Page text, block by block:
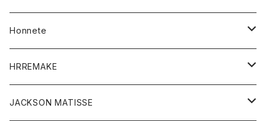
帽子
カーディガン
コート
アクセサリー
ウォレット
ストール
キッズ
Tシャツ
グッズ
アウター
カーディガン
コート
キッズ
Tシャツ
グッズ
Honnete
ブラウス
ワンピース
HRREMAKE
バック
JACKSON MATISSE